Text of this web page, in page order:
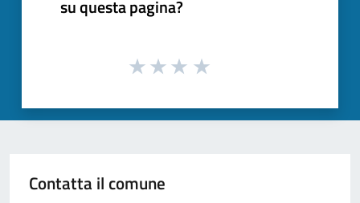
su questa pagina?
Contatta il comune